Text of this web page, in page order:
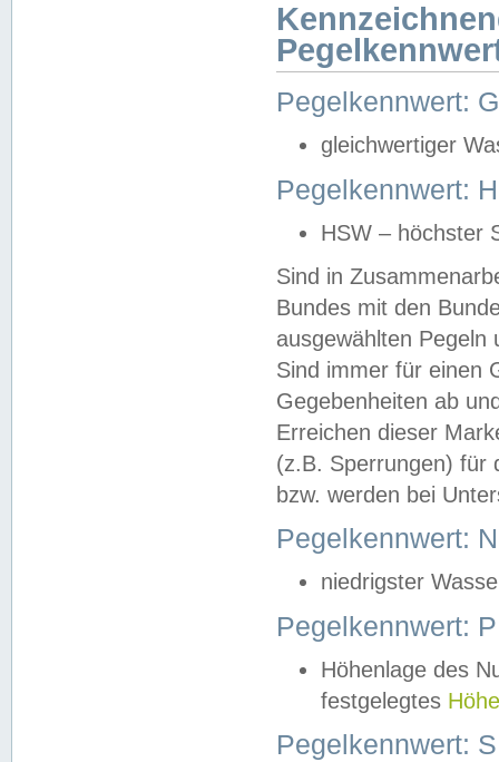
Pegelkennwert:
gleichwertiger
Pegelkennwert:
HSW – höchster
Sind in
Bundes mit den
ausgewählten
Sind immer für einen
Gegebenheiten ab
Erreichen dieser
(z.B. Sperrungen) für
bzw. werden bei
Pegelkennwert:
niedrigster
Pegelkennwert:
Höhenlage des
festgelegtes
Pegelkennwert: